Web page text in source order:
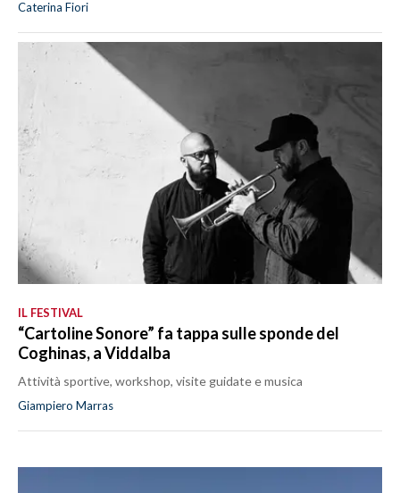
Caterina Fiori
IL FESTIVAL
“Cartoline Sonore” fa tappa sulle sponde del
Coghinas, a Viddalba
Attività sportive, workshop, visite guidate e musica
Giampiero Marras